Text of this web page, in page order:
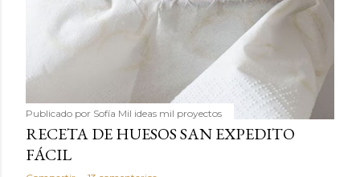
Publicado por Sofía Mil ideas mil proyectos
RECETA DE HUESOS SAN EXPEDITO
FÁCIL